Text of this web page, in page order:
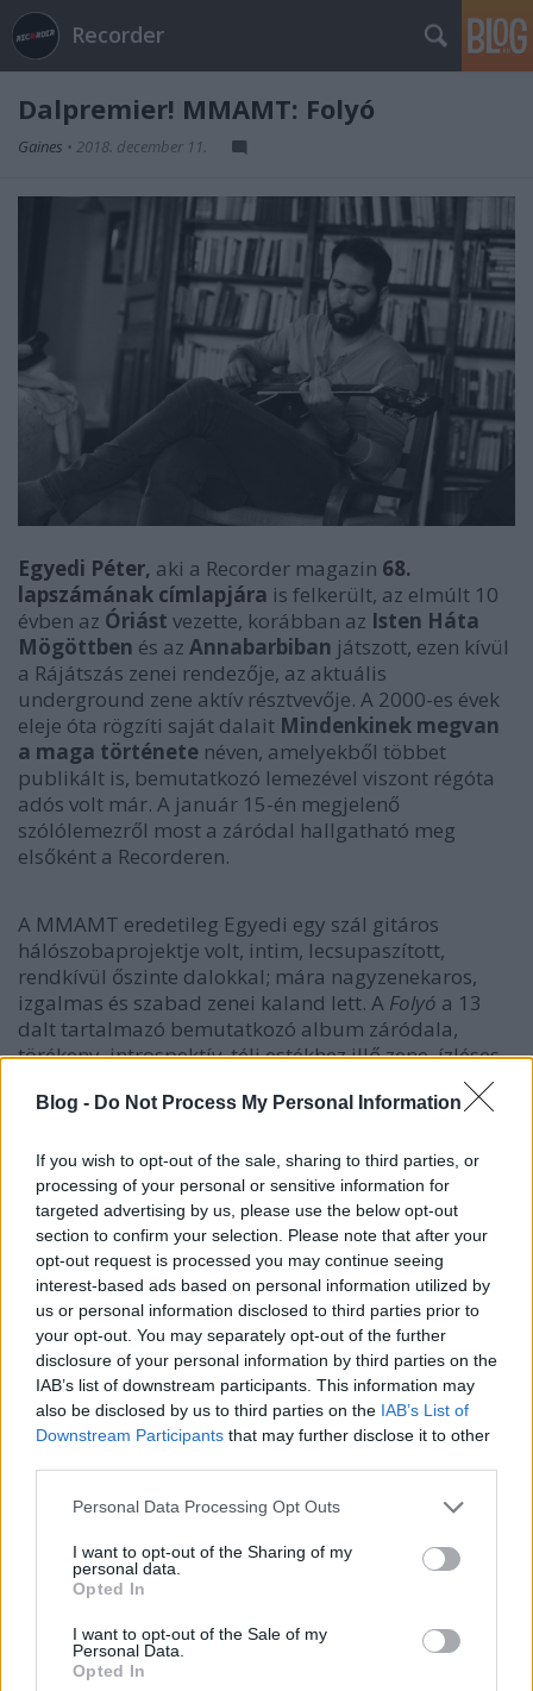
Blog - Do Not Process My Personal Information
If you wish to opt-out of the sale, sharing to third parties, or
processing of your personal or sensitive information for
targeted advertising by us, please use the below opt-out
section to confirm your selection. Please note that after your
opt-out request is processed you may continue seeing
interest-based ads based on personal information utilized by
us or personal information disclosed to third parties prior to
your opt-out. You may separately opt-out of the further
disclosure of your personal information by third parties on the
IAB’s list of downstream participants. This information may
also be disclosed by us to third parties on the IAB’s List of
Downstream Participants that may further disclose it to other
Please note that this website/app uses one or more Google
not limited to your visit or usage behaviour. You may click to
grant or deny consent to Google and its third-party tags to
use your data for below specified purposes in below Google
consent section.
Personal Data Processing Opt Outs
I want to opt-out of the Sharing of my
personal data.
Opted In
I want to opt-out of the Sale of my
Personal Data.
Opted In
Recorder
Dalpremier! MMAMT: Folyó
Gaines • 2018. december 11.
Egyedi Péter, aki a Recorder magazin 68.
lapszámának címlapjára is felkerült, az elmúlt 10
évben az Óriást vezette, korábban az Isten Háta
Mögöttben és az Annabarbiban játszott, ezen kívül
a Rájátszás zenei rendezője, az aktuális
underground zene aktív résztvevője. A 2000-es évek
eleje óta rögzíti saját dalait Mindenkinek megvan
a maga története néven, amelyekből többet
publikált is, bemutatkozó lemezével viszont régóta
adós volt már. A január 15-én megjelenő
szólólemezről most a záródal hallgatható meg
elsőként a Recorderen.
A MMAMT eredetileg Egyedi egy szál gitáros
hálószobaprojektje volt, intim, lecsupaszított,
rendkívül őszinte dalokkal; mára nagyzenekaros,
izgalmas és szabad zenei kaland lett. A Folyó a 13
dalt tartalmazó bemutatkozó album záródala,
törékeny, introspektív, téli estékhez illő zene, ízléses
indie
folkjának hangulatában.
Annyira egyértelműen és egyszerűen foglal most össze
engem ez a dal, hogy nem volt kérdés: ezt mutatom
meg először, még ha ezzel le is lövöm a lemez lezárását
– mondta el Egyedi. A 2014-ben született
szerzemény idén kapta meg végleges szövegét.
Nagyjából egy éve került helyre bennem a saját
közlésem, hogy mi is vagyok én, mit és hogyan
szeretnék. Amikor ez megvolt, hirtelen minden
egyértelművé vált és szinte magától kezdtek történni a
dolgok. AFolyóis így nyerte el végleges szövegét és
hangszerelését” – tette hozzá a szerző.
TAVALYELŐTT INTERJÚZTUNK EGYEDI PÉTERREL
Folyóminimalista megszólalása és hangszerelése
nem jellemzi a bemutatkozó lemez egészét, Egyedi a
lemezkészítés során sokféle hangzással és
hangszereléssel kísérletezett. „ Eddig az egy szál
gitáros dalok voltak rám jellemzők, az új lemezen